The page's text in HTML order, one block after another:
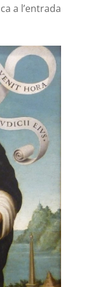
a l’entrada